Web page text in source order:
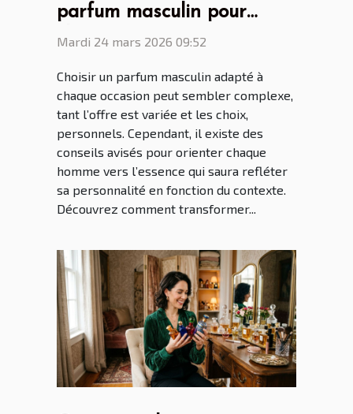
parfum masculin pour
chaque occasion ?
Mardi 24 mars 2026 09:52
Choisir un parfum masculin adapté à
chaque occasion peut sembler complexe,
tant l’offre est variée et les choix,
personnels. Cependant, il existe des
conseils avisés pour orienter chaque
homme vers l’essence qui saura refléter
sa personnalité en fonction du contexte.
Découvrez comment transformer...